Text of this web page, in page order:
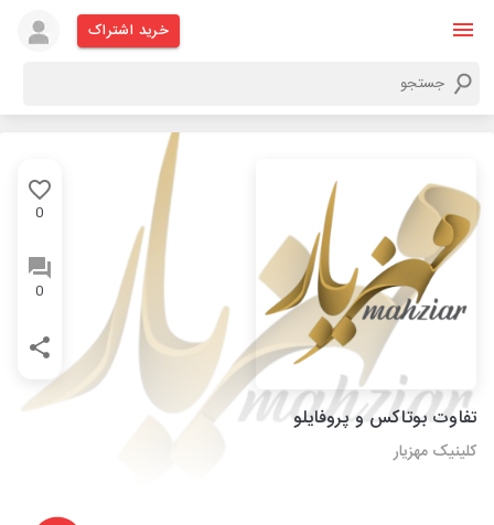
خرید اشتراک
0
0
تفاوت بوتاکس و پروفایلو
کلینیک مهزیار